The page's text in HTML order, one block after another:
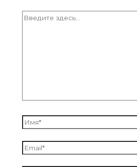
Введите
Имя*
Email*